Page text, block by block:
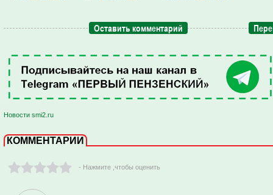
Оставить комментарий
Новости smi2.ru
КОММЕНТАРИИ
- Нажмите ,чтобы оценить